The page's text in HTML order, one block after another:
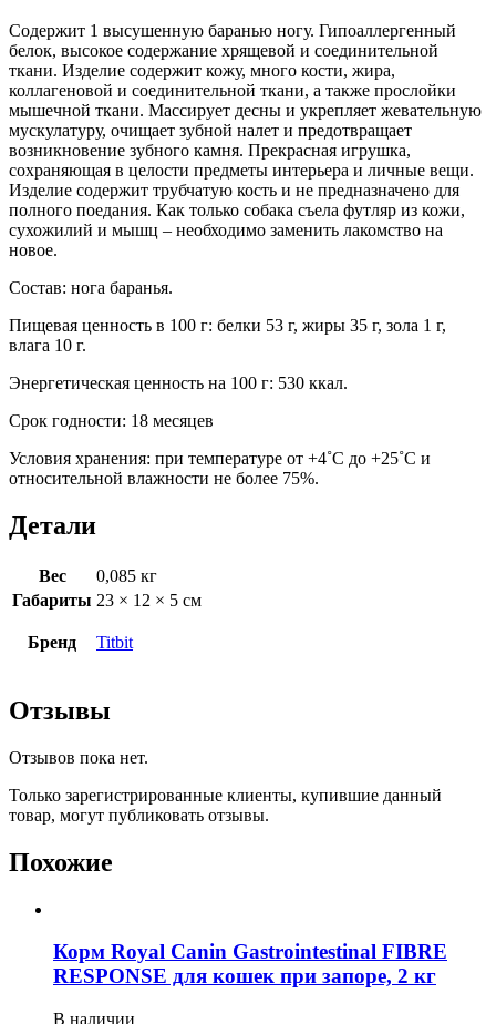
Содержит 1 высушенную баранью ногу. Гипоаллергенный
белок, высокое содержание хрящевой и соединительной
ткани. Изделие содержит кожу, много кости, жира,
коллагеновой и соединительной ткани, а также прослойки
мышечной ткани. Массирует десны и укрепляет жевательную
мускулатуру, очищает зубной налет и предотвращает
возникновение зубного камня. Прекрасная игрушка,
сохраняющая в целости предметы интерьера и личные вещи.
Изделие содержит трубчатую кость и не предназначено для
полного поедания. Как только собака съела футляр из кожи,
сухожилий и мышц – необходимо заменить лакомство на
новое.
Состав: нога баранья.
Пищевая ценность в 100 г: белки 53 г, жиры 35 г, зола 1 г,
влага 10 г.
Энергетическая ценность на 100 г: 530 ккал.
Срок годности: 18 месяцев
Условия хранения: при температуре от +4˚С до +25˚С и
относительной влажности не более 75%.
Детали
Вес
0,085 кг
Габариты 23 × 12 × 5 см
Бренд Titbit
Отзывы
Отзывов пока нет.
Только зарегистрированные клиенты, купившие данный
товар, могут публиковать отзывы.
Похожие
Корм Royal Canin Gastrointestinal FIBRE
RESPONSE для кошек при запоре, 2 кг
В наличии